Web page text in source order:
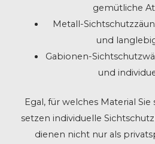
gemütliche
Metall-
und
Gabionen-
und
Egal, für welches Material
setzen individuelle
dienen nicht nur als